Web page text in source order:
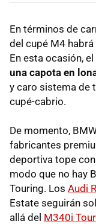
En términos de
del cupé M4
En esta ocasión, el
una capota en
y caro sistema de
cupé-cabrio.
De momento,
fabricantes
deportiva tope
modo que no hay
Touring. Los Audi
Estate seguirán
allá del M340i